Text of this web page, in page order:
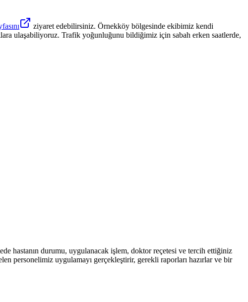
ziyaret edebilirsiniz. Örnekköy bölgesinde ekibimiz kendi
ulaşabiliyoruz. Trafik yoğunluğunu bildiğimiz için sabah erken saatlerde,
hastanın durumu, uygulanacak işlem, doktor reçetesi ve tercih ettiğiniz
personelimiz uygulamayı gerçekleştirir, gerekli raporları hazırlar ve bir